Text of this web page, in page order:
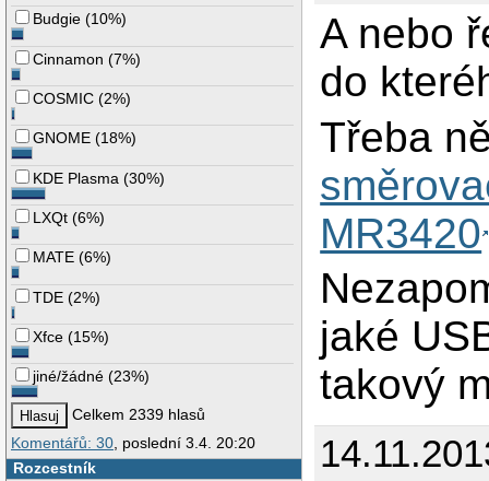
Budgie (10%)
Cinnamon (7%)
COSMIC (2%)
GNOME (18%)
KDE Plasma (30%)
LXQt (6%)
MATE (6%)
TDE (2%)
Xfce (15%)
jiné/žádné (23%)
Celkem 2339 hlasů
Komentářů: 30 , poslední 3.4. 20:20
Rozcestník
A nebo
do
Třeba
MR3420
jaké
takový